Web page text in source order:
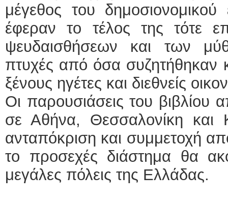
μέγεθος του
έφεραν το τέλος της τότε
ψευδαισθήσεων και των
πτυχές από όσα συζητήθηκαν
ξένους ηγέτες και διεθνείς
Οι παρουσιάσεις του βιβλίου
σε Αθήνα, Θεσσαλονίκη και
ανταπόκριση και συμμετοχή
το προσεχές διάστημα θα
μεγάλες πόλεις της Ελλάδας.